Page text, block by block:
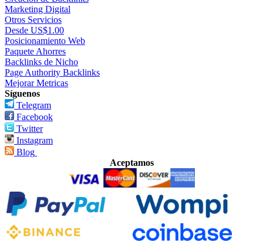
Marketing Digital
Otros Servicios
Desde US$1.00
Posicionamiento Web
Paquete Ahorres
Backlinks de Nicho
Page Authority Backlinks
Mejorar Metricas
Síguenos
Telegram
Facebook
Twitter
Instagram
Blog
Aceptamos